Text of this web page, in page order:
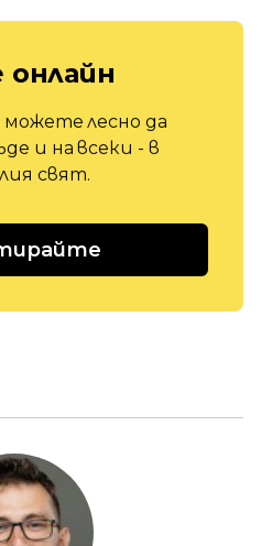
можете лесно да
и на всеки - в
свят.